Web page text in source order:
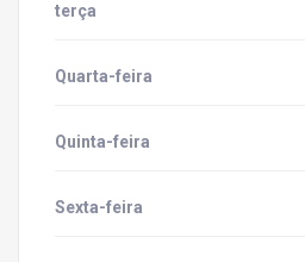
terça
Quarta-feira
Quinta-feira
Sexta-feira